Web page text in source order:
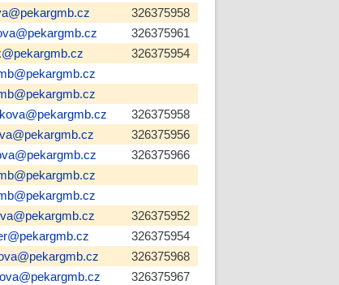
326375958
326375961
326375954
326375958
326375956
326375966
326375952
326375954
326375968
326375967